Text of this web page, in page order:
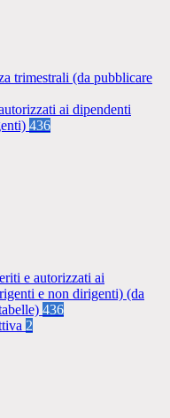
trimestrali (da pubblicare
ai dipendenti
436
e autorizzati ai
e non dirigenti) (da
436
2